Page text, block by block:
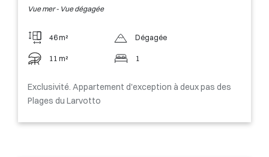
Vue mer - Vue dégagée
46 m²
11 m²
Dégagée
1
Exclusivité. Appartement d'exception à deux pas des
Plages du Larvotto